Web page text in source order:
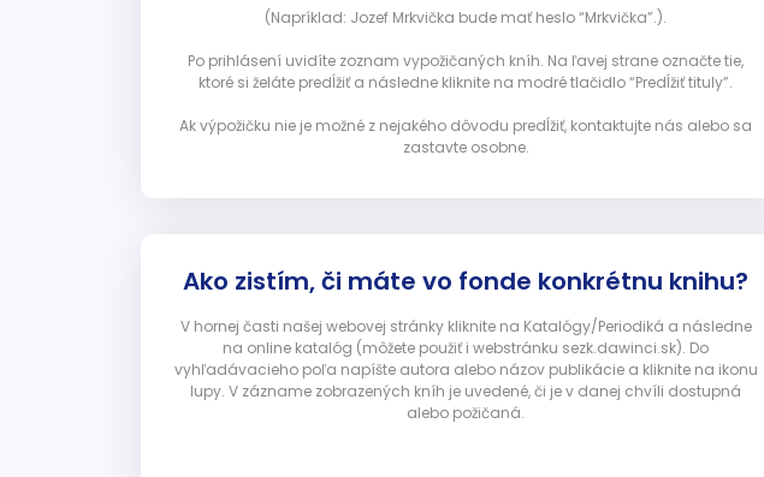
(Napríklad: Jozef Mrkvička bude mať heslo “Mrkvička”.).
Po prihlásení uvidíte zoznam vypožičaných kníh. Na ľavej strane označte tie,
ktoré si želáte predĺžiť a následne kliknite na modré tlačidlo “Predĺžiť tituly”.
Ak výpožičku nie je možné z nejakého dôvodu predĺžiť, kontaktujte nás alebo sa
zastavte osobne.
Ako zistím, či máte vo fonde konkrétnu knihu?
V hornej časti našej webovej stránky kliknite na Katalógy/Periodiká a následne
na online katalóg (môžete použiť i webstránku sezk.dawinci.sk). Do
vyhľadávacieho poľa napíšte autora alebo názov publikácie a kliknite na ikonu
lupy. V zázname zobrazených kníh je uvedené, či je v danej chvíli dostupná
alebo požičaná.